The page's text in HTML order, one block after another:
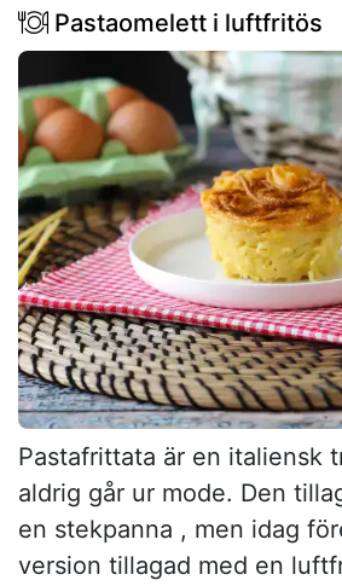
Pastaomelett i luftfritös
Pastafrittata är en italiensk
aldrig går ur mode. Den
en stekpanna , men idag
version tillagad med en